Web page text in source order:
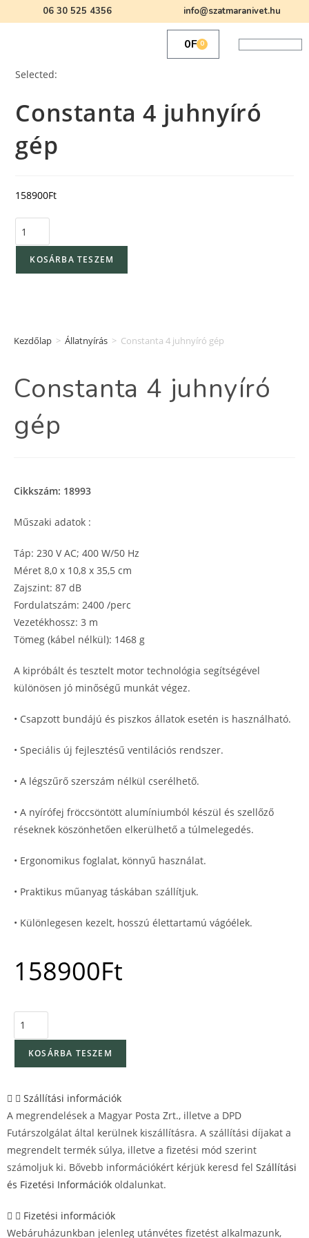
06 30 525 4356 info@szatmaranivet.hu
0Ft0
Selected:
Constanta 4 juhnyíró
gép
158900Ft
KOSÁRBA TESZEM
Kezdőlap > Állatnyírás > Constanta 4 juhnyíró gép
Constanta 4 juhnyíró
gép
Cikkszám: 18993
Műszaki adatok :
Táp: 230 V AC; 400 W/50 Hz
Méret 8,0 x 10,8 x 35,5 cm
Zajszint: 87 dB
Fordulatszám: 2400 /perc
Vezetékhossz: 3 m
Tömeg (kábel nélkül): 1468 g
A kipróbált és tesztelt motor technológia segítségével
különösen jó minőségű munkát végez.
• Csapzott bundájú és piszkos állatok esetén is használható.
• Speciális új fejlesztésű ventilációs rendszer.
• A légszűrő szerszám nélkül cserélhető.
• A nyírófej fröccsöntött alumíniumból készül és szellőző
réseknek köszönhetően elkerülhető a túlmelegedés.
• Ergonomikus foglalat, könnyű használat.
• Praktikus műanyag táskában szállítjuk.
• Különlegesen kezelt, hosszú élettartamú vágóélek.
158900Ft
KOSÁRBA TESZEM
Szállítási információk
A megrendelések a Magyar Posta Zrt., illetve a DPD
Futárszolgálat által kerülnek kiszállításra. A szállítási díjakat a
megrendelt termék súlya, illetve a fizetési mód szerint
számoljuk ki. Bővebb információkért kérjük keresd fel Szállítási
és Fizetési Információk oldalunkat.
Fizetési információk
Webáruházunkban jelenleg utánvétes fizetést alkalmazunk,